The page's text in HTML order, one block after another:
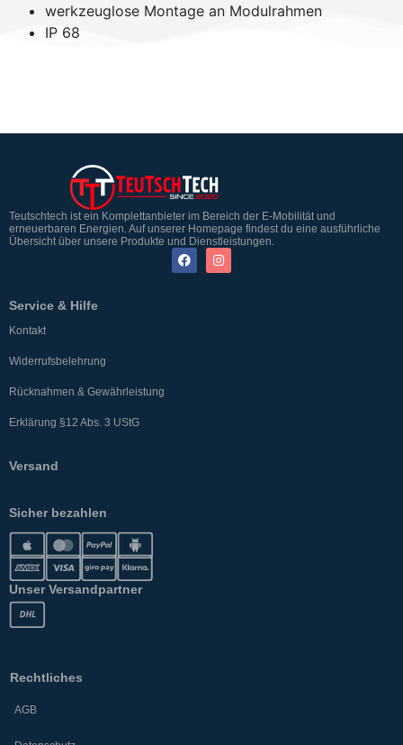
werkzeuglose Montage an Modulrahmen
IP 68
Teutschtech ist ein Komplettanbieter im Bereich der E-Mobilität und
erneuerbaren Energien. Auf unserer Homepage findest du eine ausführliche
Übersicht über unsere Produkte und Dienstleistungen.
Service & Hilfe
Kontakt
Widerrufsbelehrung
Rücknahmen & Gewährleistung
Erklärung §12 Abs. 3 UStG
Versand
Sicher bezahlen
Unser Versandpartner
Rechtliches
AGB